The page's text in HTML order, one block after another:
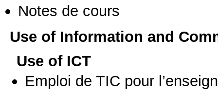
Notes de cours
Use of Information and
Use of ICT
Emploi de TIC pour